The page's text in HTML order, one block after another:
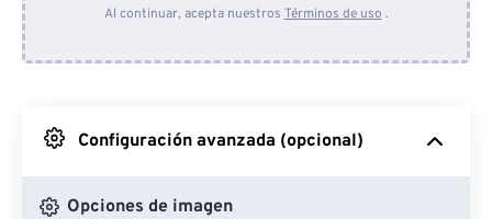
Desde Google Drive
Desde OneDrive
Al continuar, acepta nuestros Términos de uso .
Configuración avanzada (opcional)
Opciones de imagen